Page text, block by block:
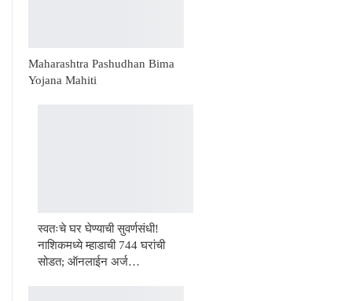
Maharashtra Pashudhan Bima
Yojana Mahiti
स्वतःचे घर घेण्याची सुवर्णसंधी!
नाशिकमध्ये म्हाडाची 744 घरांची
सोडत; ऑनलाईन अर्ज…